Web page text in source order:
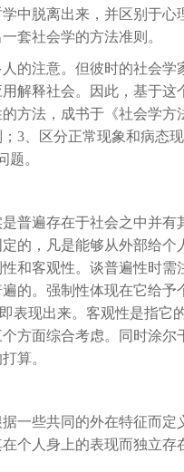
中脱离出来，并区别于心
套社会学的方法准则。
的注意。但彼时的社会学
解释社会。因此，基于这
方法，成书于《社会学方
3、区分正常现象和病态
题。
普遍存在于社会之中并有
的，凡是能够从外部给个
和客观性。谈普遍性时需
的。强制性体现在它给予
表现出来。客观性是指它
方面综合考虑。同时涂尔
算。
一些共同的外在特征而定
个人身上的表现而独立存